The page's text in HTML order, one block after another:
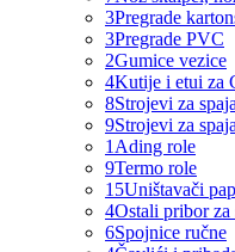
3Pregrade
3Pregrade PVC
2Gumice vezice
4Kutije i etui za
8Strojevi za
9Strojevi za
1 Ading role
9Termo role
15Uništavači
4Ostali pribor za
6Spojnice ručne